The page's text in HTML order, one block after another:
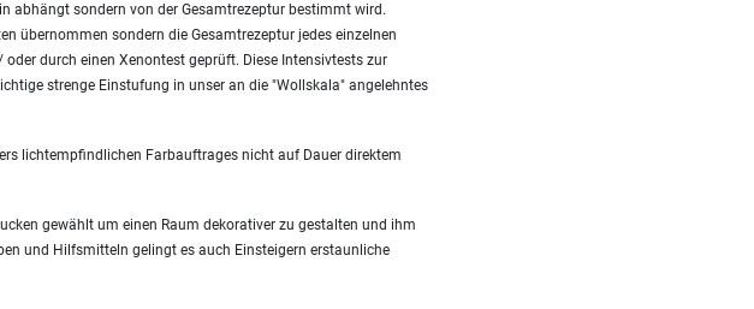
abhängt sondern von der Gesamtrezeptur bestimmt wird.
übernommen sondern die Gesamtrezeptur jedes einzelnen
durch einen Xenontest geprüft. Diese Intensivtests zur
strenge Einstufung in unser an die "Wollskala" angelehntes
lichtempfindlichen Farbauftrages nicht auf Dauer direktem
gewählt um einen Raum dekorativer zu gestalten und ihm
und Hilfsmitteln gelingt es auch Einsteigern erstaunliche